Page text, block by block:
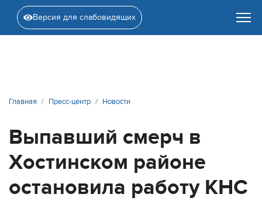
Версия для слабовидящих
Главная Пресс-центр Новости
Выпавший смерч в
Хостинском районе
остановила работу КНС